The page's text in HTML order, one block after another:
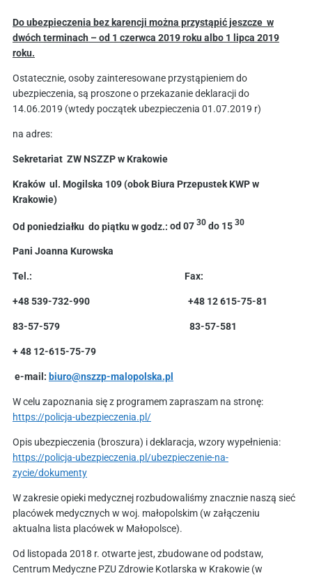
Do ubezpieczenia bez karencji można przystąpić jeszcze w
dwóch terminach – od 1 czerwca 2019 roku albo 1 lipca 2019
roku.
Ostatecznie, osoby zainteresowane przystąpieniem do
ubezpieczenia, są proszone o przekazanie deklaracji do
14.06.2019 (wtedy początek ubezpieczenia 01.07.2019 r)
na adres:
Sekretariat ZW NSZZPw Krakowie
Kraków ul. Mogilska 109 (obok Biura Przepustek KWPw
Krakowie)
Od poniedziałku do piątku w godz.: od 07 30 do 15 30
Pani Joanna Kurowska
Tel.: Fax:
+48 539-732-990 +48 12 615-75-81
83-57-579 83-57-581
+ 48 12-615-75-79
e-mail: biuro@nszzp-malopolska.pl
W celu zapoznania się z programem zapraszam na stronę:
https://policja-ubezpieczenia.pl/
Opis ubezpieczenia (broszura) i deklaracja, wzory wypełnienia:
https://policja-ubezpieczenia.pl/ubezpieczenie-na-
zycie/dokumenty
W zakresie opieki medycznej rozbudowaliśmy znacznie naszą sieć
placówek medycznych w woj. małopolskim (w załączeniu
aktualna lista placówek w Małopolsce).
Od listopada 2018 r. otwarte jest, zbudowane od podstaw,
Centrum Medyczne PZU Zdrowie Kotlarska w Krakowie (w